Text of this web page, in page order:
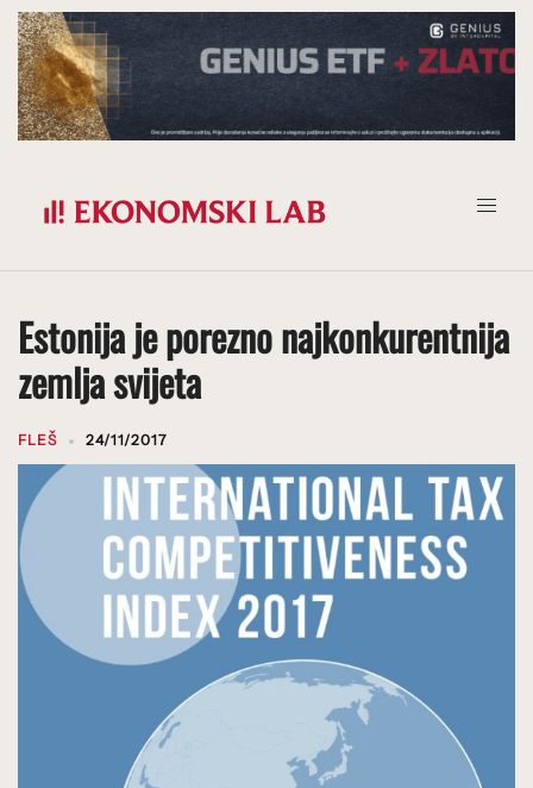
Prijeđi
na
sadržaj
Estonija je porezno najkonkurentnija
zemlja svijeta
FLEŠ 24/11/2017